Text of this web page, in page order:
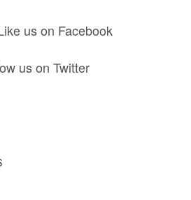
us on Facebook
us on Twitter